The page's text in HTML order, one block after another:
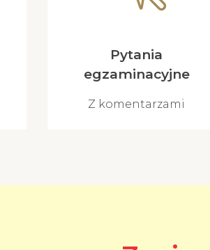
Pytania
egzaminacyjne
Z komentarzami